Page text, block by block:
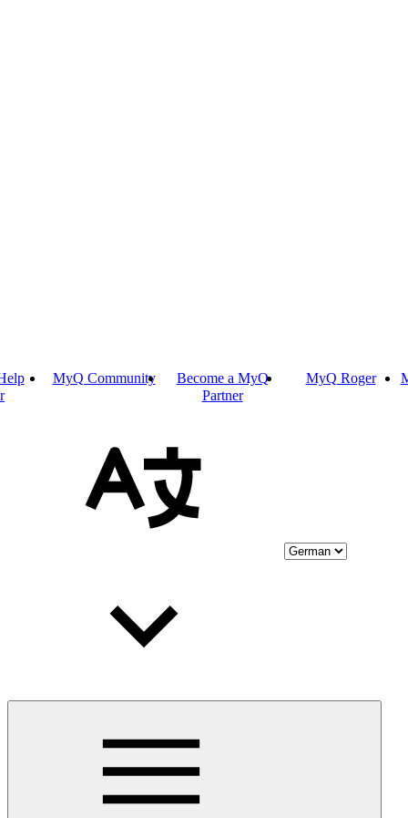
MyQ Community
Become a MyQ
Partner
MyQ Roger